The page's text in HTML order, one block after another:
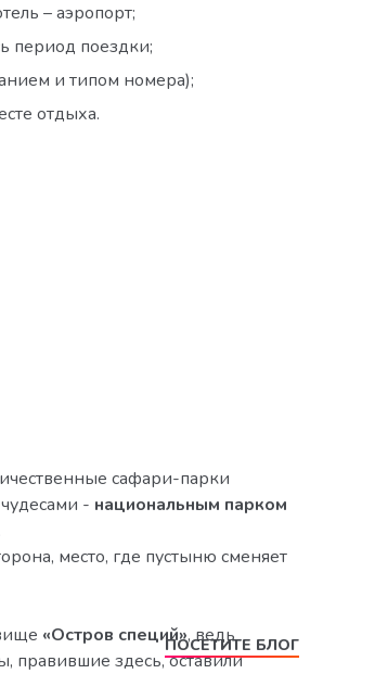
– аэропорт;
период поездки;
и типом номера);
отдыха.
сафари-парки
- национальным парком
место, где пустыню сменяет
«Остров специй», ведь
правившие здесь, оставили
ПОСЕТИТЕ БЛОГ